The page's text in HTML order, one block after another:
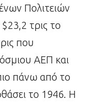
Πολιτειών
τρις το
που
ΑΕΠ και
πάνω από το
το 1946. Η